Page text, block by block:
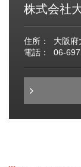
株式会社
住所：
大阪府
電話：
06-